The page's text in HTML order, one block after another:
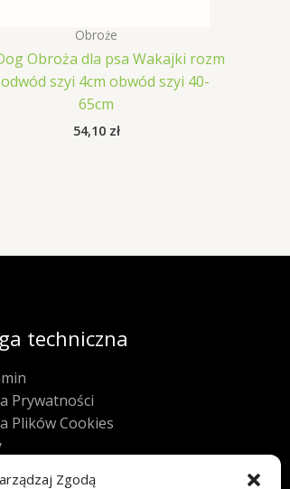
Zgodą
Obroże
Obroża dla psa Wakajki rozm
szyi 4cm obwód szyi 40-
65cm
54,10 zł
techniczna
Prywatności
Plików Cookies